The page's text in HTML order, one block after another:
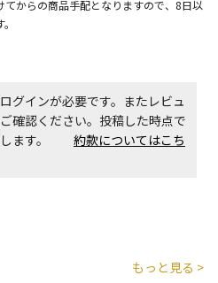
からの商品手配となりますので、8日以
グインが必要です。またレビュ
確認ください。投稿した時点で
します。 約款についてはこち
もっと見る >